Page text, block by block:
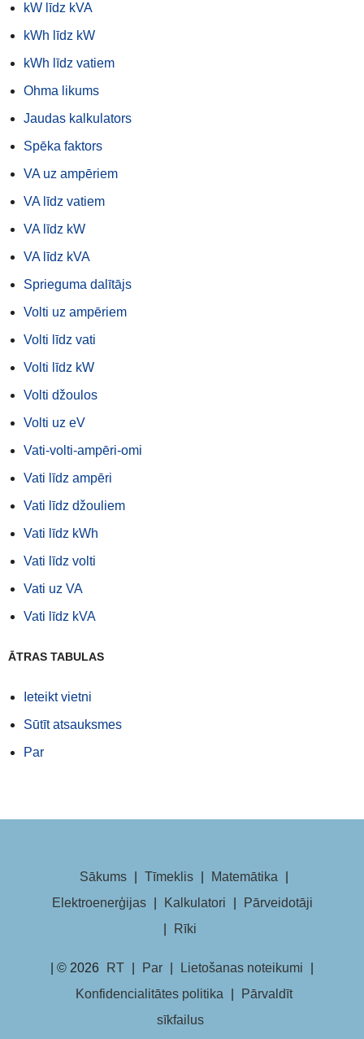
kW līdz kVA
kWh līdz kW
kWh līdz vatiem
Ohma likums
Jaudas kalkulators
Spēka faktors
VA uz ampēriem
VA līdz vatiem
VA līdz kW
VA līdz kVA
Sprieguma dalītājs
Volti uz ampēriem
Volti līdz vati
Volti līdz kW
Volti džoulos
Volti uz eV
Vati-volti-ampēri-omi
Vati līdz ampēri
Vati līdz džouliem
Vati līdz kWh
Vati līdz volti
Vati uz VA
Vati līdz kVA
ĀTRAS TABULAS
Ieteikt vietni
Sūtīt atsauksmes
Par
Sākums Tīmeklis Matemātika
Elektroenerģijas
Kalkulatori
Pārveidotāji
Rīki
| © 2026 RT Par Lietošanas noteikumi
Konfidencialitātes politika
Pārvaldīt
sīkfailus